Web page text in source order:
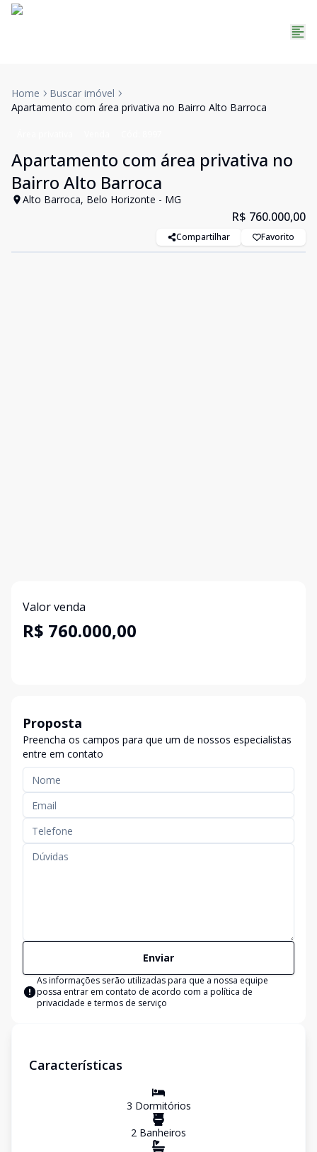
Home
Buscar imóvel
Apartamento com área privativa no Bairro Alto Barroca
Apartamento com área privativa no
Bairro Alto Barroca
Alto Barroca, Belo Horizonte - MG
R$ 760.000,00
Compartilhar Favorito
Valor venda
R$ 760.000,00
Proposta
Preencha os campos para que um de nossos especialistas
entre em contato
Enviar
As informações serão utilizadas para que a nossa equipe
possa entrar em contato de acordo com a política de
privacidade e termos de serviço
Características
3 Dormitórios
2 Banheiros